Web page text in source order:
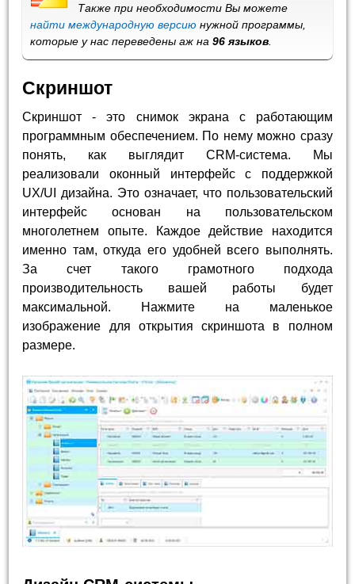
Также при необходимости Вы можете
найти международную версию нужной программы,
которые у нас переведены аж на96 языков
Скриншот
Скриншот - это снимок экрана с работающим
программным обеспечением. По нему можно сразу
понять, как выглядит CRM-система. Мы
реализовали оконный интерфейс с поддержкой
UX/UI дизайна. Это означает, что пользовательский
интерфейс основан на пользовательском
многолетнем опыте. Каждое действие находится
именно там, откуда его удобней всего выполнять.
За счет такого грамотного подхода
производительность вашей работы будет
максимальной. Нажмите на маленькое
изображение для открытия скриншота в полном
размере.